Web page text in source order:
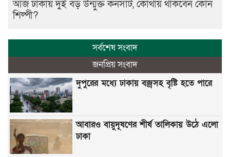
আজ ঢাকায় দুই বড় উন্মুক্ত কনসার্ট, কোথায় থাকবেন কোন
শিল্পী?
সর্বশেষ সংবাদ
জনপ্রিয় সংবাদ
দুপুরের মধ্যে ঢাকায় বজ্রসহ বৃষ্টি হতে পারে
আবারও বায়ুদূষণের শীর্ষ তালিকায় উঠে এলো
ঢাকা